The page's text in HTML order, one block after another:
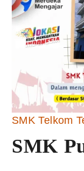
SMK Telkom
SMK